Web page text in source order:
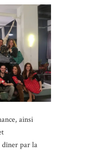
ainsi
dîner par la